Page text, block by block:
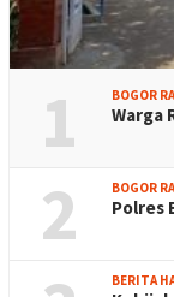
1 BOGOR
Warga
2 BOGOR
Polres
BERITA